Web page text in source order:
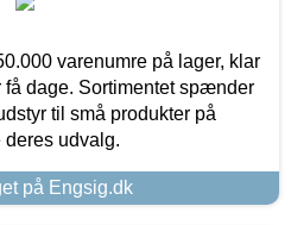
varenumre på lager, klar
dage. Sortimentet spænder
til små produkter på
deres udvalg.
på Engsig.dk